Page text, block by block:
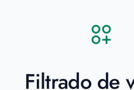
Filtrado de